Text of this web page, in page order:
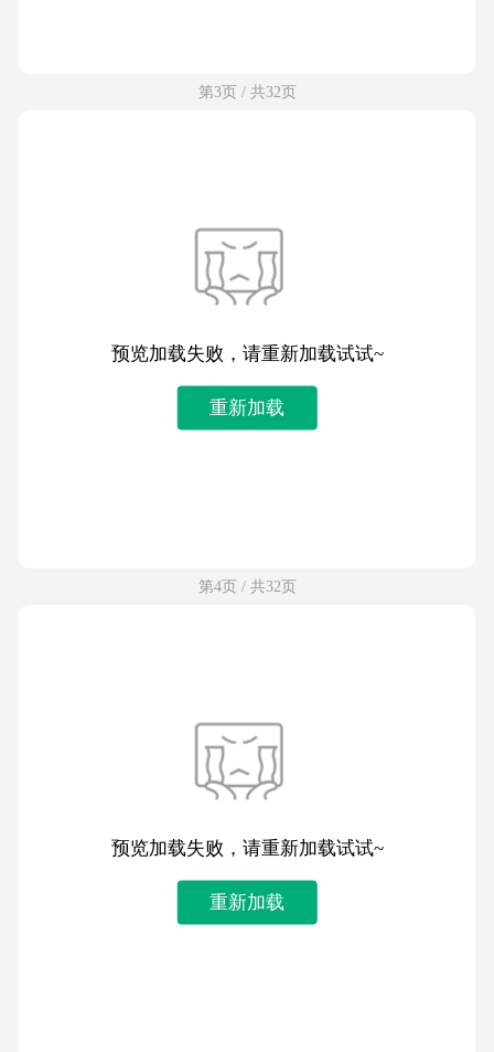
第3页 / 共32页
预览加载失败，请重新加载试试~
重新加载
第4页 / 共32页
预览加载失败，请重新加载试试~
重新加载